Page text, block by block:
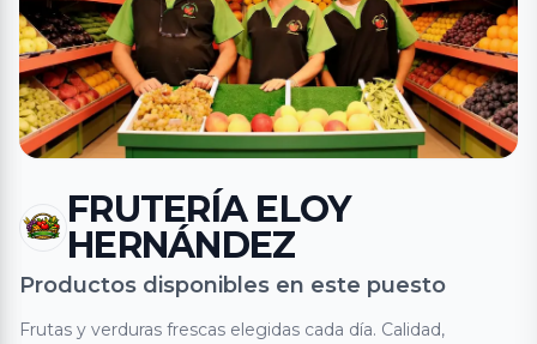
FRUTERÍA ELOY
HERNÁNDEZ
Productos disponibles en este puesto
Frutas y verduras frescas elegidas cada día. Calidad,